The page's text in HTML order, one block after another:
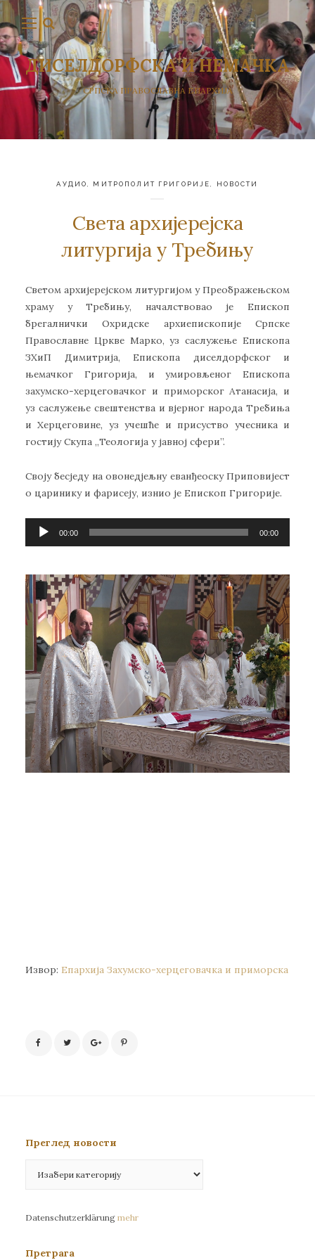
ДИСЕЛДОРФСКА И НЕМАЧКА
СРПСКА ПРАВОСЛАВНА ЕПАРХИЈА
АУДИО МИТРОПОЛИТ ГРИГОРИЈЕ НОВОСТИ
Света архијерејска
литургија у Требињу
Светом архијерејском литургијом у Преображењском
храму у Требињу, началствовао је Епископ
брегалнички Охридске архиепископије Српске
Православне Цркве Марко, уз саслужење Епископа
ЗХиП Димитрија, Епископа диселдорфског и
њемачког Григорија, и умировљеног Епископа
захумско-херцеговачког и приморског Атанасија, и
уз саслужење свештенства и вјерног народа Требиња
и Херцеговине, уз учешће и присуство учесника и
гостију Скупа „Теологија у јавној сфери”.
Своју бесједу на овонедјељну еванђеоску Приповијест
о царинику и фарисеју, изнио је Епископ Григорије.
Прегледач
00:00 00:00
Извор: Епархија Захумско-херцеговачка и приморска
Преглед новости
новости
Datenschutzerklärung mehr
Претрага